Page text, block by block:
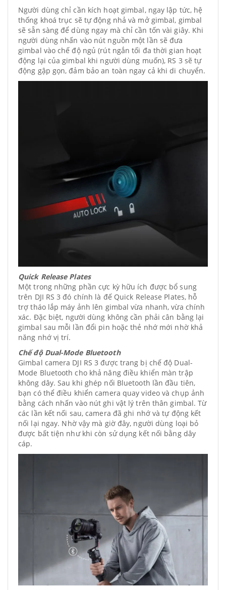
Người dùng chỉ cần kích hoạt gimbal, ngay lập tức, hệ
thống khoá trục sẽ tự động nhả và mở gimbal, gimbal
sẽ sẵn sàng để dùng ngay mà chỉ cần tốn vài giây. Khi
người dùng nhấn vào nút nguồn một lần sẽ đưa
gimbal vào chế độ ngủ (rút ngắn tối đa thời gian hoạt
động lại của gimbal khi người dùng muốn), RS 3 sẽ tự
động gập gọn, đảm bảo an toàn ngay cả khi di chuyển.
Quick Release Plates
Một trong những phần cực kỳ hữu ích được bổ sung
trên DJI RS 3 đó chính là đế Quick Release Plates, hỗ
trợ tháo lắp máy ảnh lên gimbal vừa nhanh, vừa chính
xác. Đặc biệt, người dùng không cần phải cân bằng lại
gimbal sau mỗi lần đổi pin hoặc thẻ nhớ mới nhờ khả
năng nhớ vị trí.
Chế độ Dual-Mode Bluetooth
Gimbal camera DJI RS 3 được trang bị chế độ Dual-
Mode Bluetooth cho khả năng điều khiển màn trập
không dây. Sau khi ghép nối Bluetooth lần đầu tiên,
bạn có thể điều khiển camera quay video và chụp ảnh
bằng cách nhấn vào nút ghi vật lý trên thân gimbal. Từ
các lần kết nối sau, camera đã ghi nhớ và tự động kết
nối lại ngay. Nhờ vậy mà giờ đây, người dùng loại bỏ
được bất tiện như khi còn sử dụng kết nối bằng dây
cáp.